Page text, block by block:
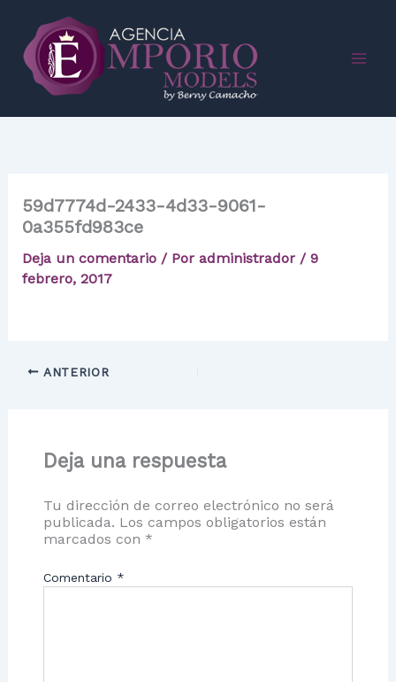
contenido
59d7774d-2433-4d33-9061-
0a355fd983ce
Deja un comentario / Por administrador / 9
febrero, 2017
ANTERIOR
Deja una respuesta
Tu dirección de correo electrónico no será
publicada. Los campos obligatorios están
marcados con *
Comentario *